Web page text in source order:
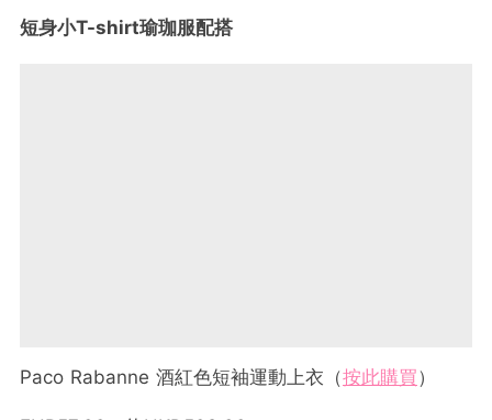
短身小T-shirt瑜珈服配搭
Paco Rabanne 酒紅色短袖運動上衣（按此購買）